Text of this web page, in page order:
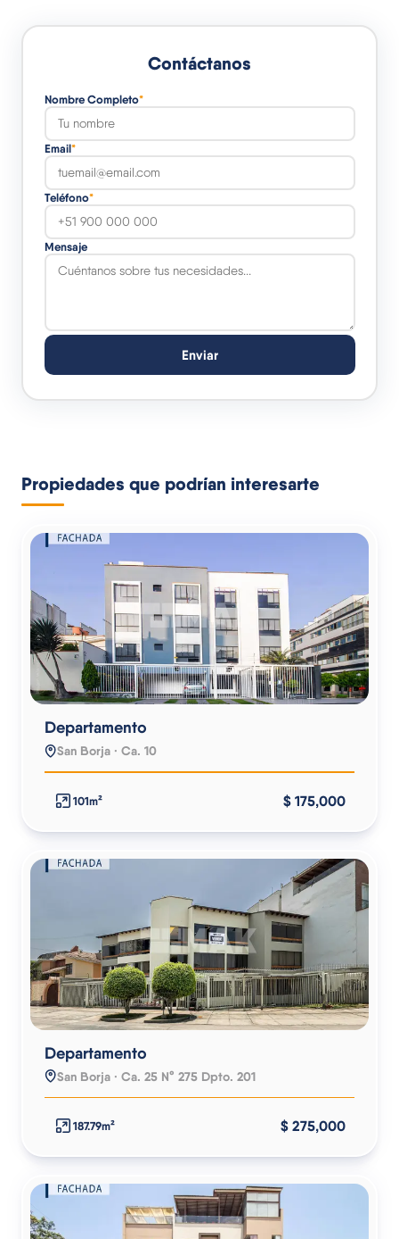
Contáctanos
Nombre Completo*
Email*
Teléfono*
Mensaje
Enviar
Propiedades que podrían interesarte
Departamento
San Borja · Ca. 10
101m² $ 175,000
Departamento
San Borja · Ca. 25 N° 275 Dpto. 201
187.79m² $ 275,000